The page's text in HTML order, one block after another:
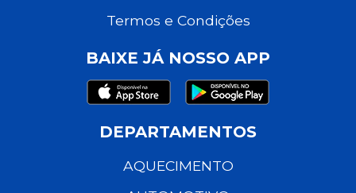
Termos e Condições
BAIXE JÁ NOSSO APP
DEPARTAMENTOS
AQUECIMENTO